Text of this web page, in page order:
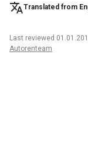
Translated from
Last reviewed
Autorenteam